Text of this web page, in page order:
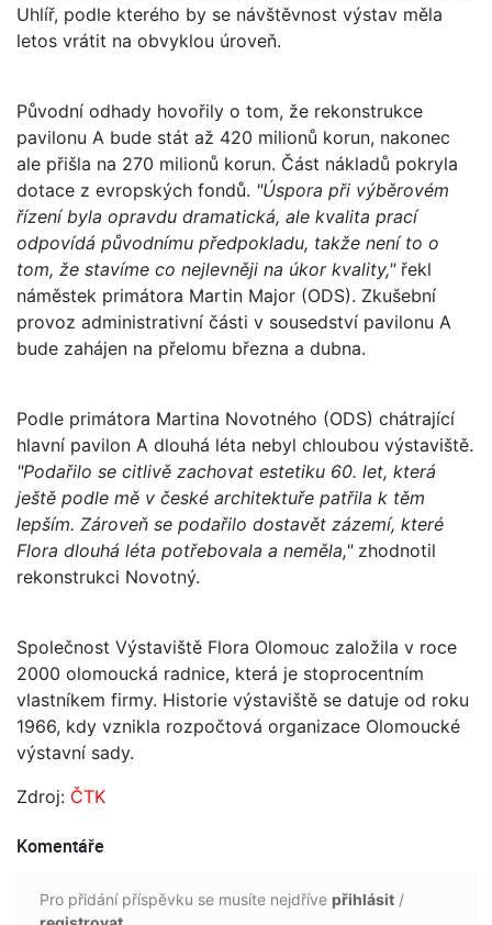
Uhlíř, podle kterého by se návštěvnost výstav měla
letos vrátit na obvyklou úroveň.
Původní odhady hovořily o tom, že rekonstrukce
pavilonu A bude stát až 420 milionů korun, nakonec
ale přišla na 270 milionů korun. Část nákladů pokryla
dotace z evropských fondů. "Úspora při výběrovém
řízení byla opravdu dramatická, ale kvalita prací
odpovídá původnímu předpokladu, takže není to o
tom, že stavíme co nejlevněji na úkor kvality,"řekl
náměstek primátora Martin Major (ODS). Zkušební
provoz administrativní části v sousedství pavilonu A
bude zahájen na přelomu března a dubna.
Podle primátora Martina Novotného (ODS) chátrající
hlavní pavilon A dlouhá léta nebyl chloubou výstaviště.
"Podařilo se citlivě zachovat estetiku 60. let, která
ještě podle mě v české architektuře patřila k těm
lepším. Zároveň se podařilo dostavět zázemí, které
Flora dlouhá léta potřebovala a neměla,"zhodnotil
rekonstrukci Novotný.
Společnost Výstaviště Flora Olomouc založila v roce
2000 olomoucká radnice, která je stoprocentním
vlastníkem firmy. Historie výstaviště se datuje od roku
1966, kdy vznikla rozpočtová organizace Olomoucké
výstavní sady.
Zdroj: ČTK
Komentáře
Pro přidání příspěvku se musíte nejdříve přihlásit /